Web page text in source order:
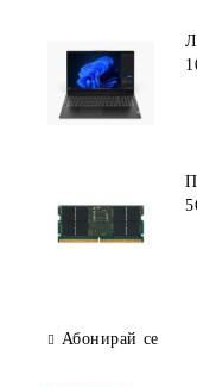
Абонирай се